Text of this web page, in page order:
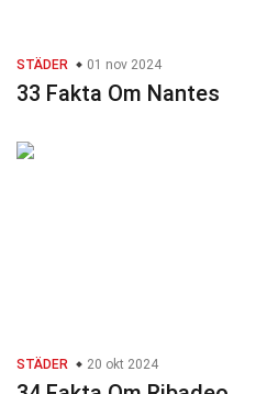
STÄDER 01 nov 2024
33 Fakta Om Nantes
STÄDER 20 okt 2024